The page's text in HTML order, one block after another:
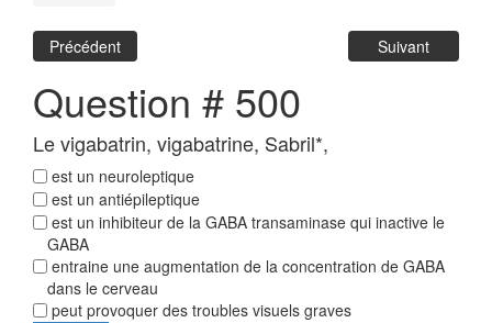
Précédent Suivant
Question # 500
Le vigabatrin, vigabatrine, Sabril*,
est un neuroleptique
est un antiépileptique
est un inhibiteur de la GABA transaminase qui inactive le
GABA
entraine une augmentation de la concentration de GABA
dans le cerveau
peut provoquer des troubles visuels graves